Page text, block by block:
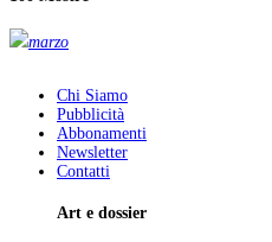
marzo
Chi Siamo
Pubblicità
Abbonamenti
Newsletter
Contatti
Art e dossier